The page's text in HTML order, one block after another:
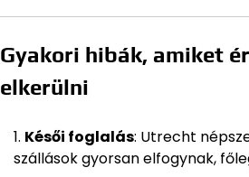
Gyakori hibák, amiket
elkerülni
Késői foglalás: Utrecht
szállások gyorsan elfogynak,